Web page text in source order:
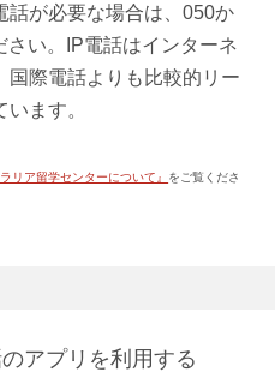
話が必要な場合は、050か
さい。IP電話はインターネ
国際電話よりも比較的リー
ます。
ラリア留学センターについて』 をご覧くださ
アプリを利用する